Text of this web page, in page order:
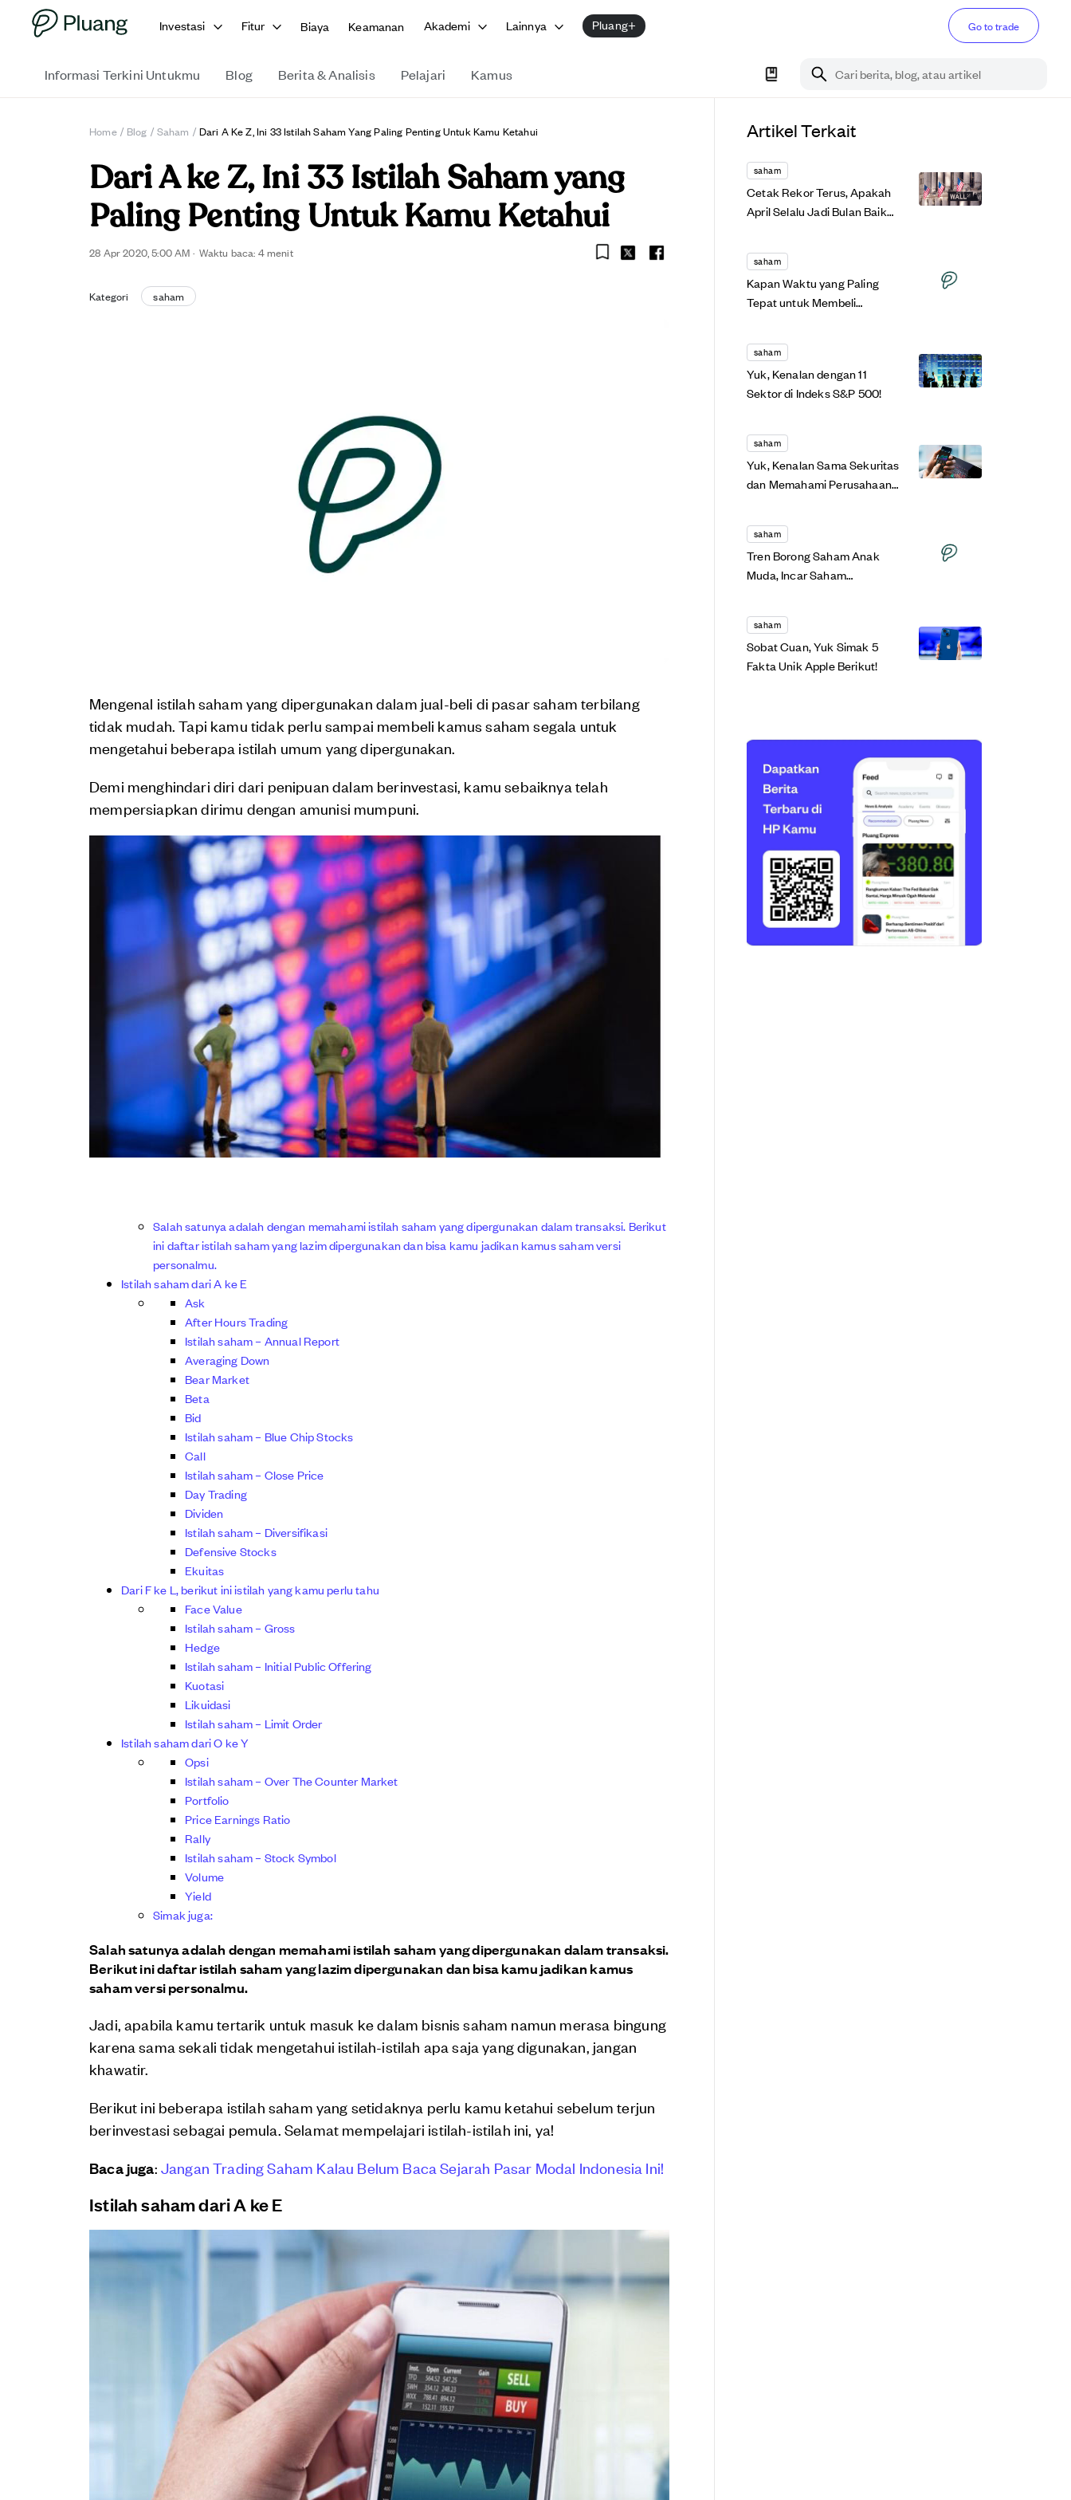
Investasi Fitur Biaya Keamanan Akademi Lainnya Pluang+ Go to trade
Informasi Terkini Untukmu Blog Berita & Analisis Pelajari Kamus Cari berita, blog, atau artikel
Home / Blog / Saham / Dari A Ke Z, Ini 33 Istilah Saham Yang Paling Penting Untuk Kamu Ketahui
Dari A ke Z, Ini 33 Istilah Saham yang
Paling Penting Untuk Kamu Ketahui
28 Apr 2020, 5:00 AM · Waktu baca: 4menit
Kategori saham
Mengenal istilah saham yang dipergunakan dalam jual-beli di pasar saham terbilang
tidak mudah. Tapi kamu tidak perlu sampai membeli kamus saham segala untuk
mengetahui beberapa istilah umum yang dipergunakan.
Demi menghindari diri dari penipuan dalam berinvestasi, kamu sebaiknya telah
mempersiapkan dirimu dengan amunisi mumpuni.
Salah satunya adalah dengan memahami istilah saham yang dipergunakan dalam transaksi. Berikut
ini daftar istilah saham yang lazim dipergunakan dan bisa kamu jadikan kamus saham versi
personalmu.
Istilah saham dari A ke E
Ask
After Hours Trading
Istilah saham – Annual Report
Averaging Down
Bear Market
Beta
Bid
Istilah saham – Blue Chip Stocks
Call
Istilah saham – Close Price
Day Trading
Dividen
Istilah saham – Diversifikasi
Defensive Stocks
Ekuitas
Dari F ke L, berikut ini istilah yang kamu perlu tahu
Face Value
Istilah saham – Gross
Hedge
Istilah saham – Initial Public Offering
Kuotasi
Likuidasi
Istilah saham – Limit Order
Istilah saham dari O ke Y
Opsi
Istilah saham – Over The Counter Market
Portfolio
Price Earnings Ratio
Rally
Istilah saham – Stock Symbol
Volume
Yield
Simak juga:
Salah satunya adalah dengan memahami istilah saham yang dipergunakan dalam transaksi.
Berikut ini daftar istilah saham yang lazim dipergunakan dan bisa kamu jadikan kamus
saham versi personalmu.
Jadi, apabila kamu tertarik untuk masuk ke dalam bisnis saham namun merasa bingung
karena sama sekali tidak mengetahui istilah-istilah apa saja yang digunakan, jangan
khawatir.
Berikut ini beberapa istilah saham yang setidaknya perlu kamu ketahui sebelum terjun
berinvestasi sebagai pemula. Selamat mempelajari istilah-istilah ini, ya!
Baca juga: Jangan Trading Saham Kalau Belum Baca Sejarah Pasar Modal Indonesia Ini!
Istilah saham dari A ke E
Artikel Terkait
saham
Cetak Rekor Terus, Apakah
April Selalu Jadi Bulan Baik
saham
Kapan Waktu yang Paling
Tepat untuk Membeli
saham
Yuk, Kenalan dengan 11
Sektor di Indeks S&P 500!
saham
Yuk, Kenalan Sama Sekuritas
dan Memahami Perusahaan
saham
Tren Borong Saham Anak
Muda, Incar Saham
Rebound
saham
Sobat Cuan, Yuk Simak 5
Fakta Unik Apple Berikut!